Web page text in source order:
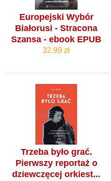
Europejski Wybór
Białorusi - Stracona
Szansa - ebook EPUB
32.99 zł
Trzeba było grać.
Pierwszy reportaż o
dziewczęcej orkiest...